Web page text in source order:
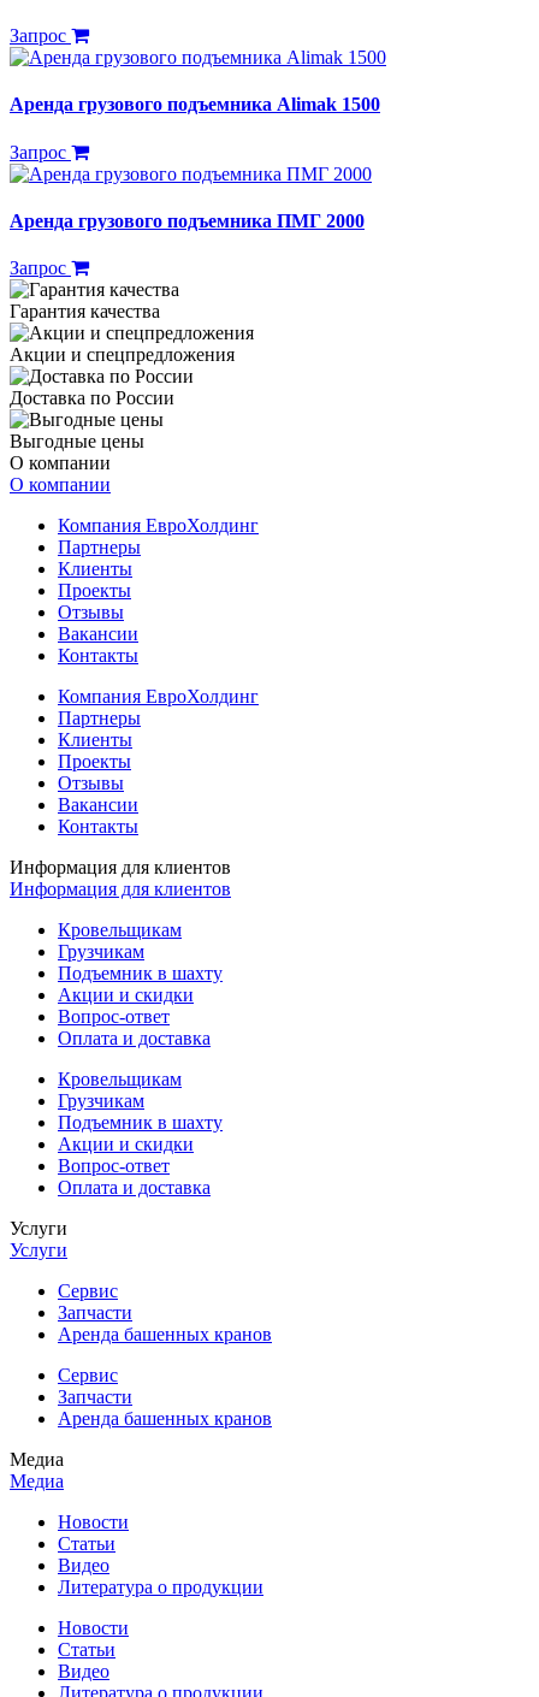
Запрос
Аренда грузового подъемника Alimak 1500
Запрос
Аренда грузового подъемника ПМГ 2000
Запрос
Гарантия качества
Акции и спецпредложения
Доставка по России
Выгодные цены
О компании
О компании
Компания ЕвроХолдинг
Партнеры
Клиенты
Проекты
Отзывы
Вакансии
Контакты
Компания ЕвроХолдинг
Партнеры
Клиенты
Проекты
Отзывы
Вакансии
Контакты
Информация для клиентов
Информация для клиентов
Кровельщикам
Грузчикам
Подъемник в шахту
Акции и скидки
Вопрос-ответ
Оплата и доставка
Кровельщикам
Грузчикам
Подъемник в шахту
Акции и скидки
Вопрос-ответ
Оплата и доставка
Услуги
Услуги
Сервис
Запчасти
Аренда башенных кранов
Сервис
Запчасти
Аренда башенных кранов
Медиа
Медиа
Новости
Статьи
Видео
Литература о продукции
Новости
Статьи
Видео